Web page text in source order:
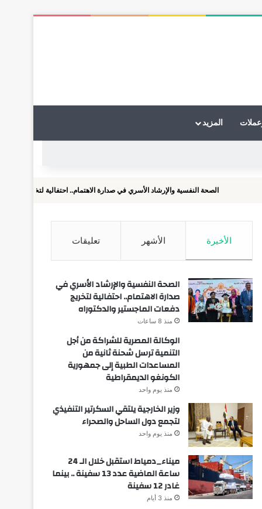
المزيد
الصحة النفسية والإرشاد الأسري في صدارة الاهتمام.. احتفالية لتخريج دفعات الماجستير
الأخيرة الأشهر تعليقات
الصحة النفسية والإرشاد الأسري في
صدارة الاهتمام.. احتفالية لتخريج
دفعات الماجستير والدكتوراه
منذ 8 ساعات
الوكالة المصرية للشراكة من أجل
التنمية ترسل شحنة ثانية من
المساعدات الطبية إلى جمهورية
الكونغو الديمقراطية
منذ يوم واحد
وزير الخارجية يلتقي السكرتير التنفيذي
لتجمع دول الساحل والصحراء
منذ يوم واحد
ميناء_دمياط استقبل خلال الـ 24
ساعة الماضية عدد 13 سفينة .. بينما
غادر 12 سفينة
منذ 3 أيام